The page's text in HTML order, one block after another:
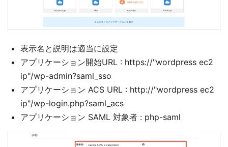
表示名と説明は適当に設定
アプリケーション開始URL : https://"wordpress ec2
ip"/wp-admin?saml_sso
アプリケーション ACS URL : http://"wordpress ec2
ip"/wp-login.php?saml_acs
アプリケーション SAML 対象者 : php-saml